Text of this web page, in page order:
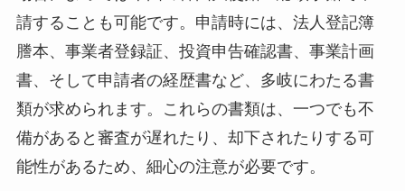
請することも可能です。申請時には、法人登記簿
謄本、事業者登録証、投資申告確認書、事業計画
書、そして申請者の経歴書など、多岐にわたる書
類が求められます。これらの書類は、一つでも不
備があると審査が遅れたり、却下されたりする可
能性があるため、細心の注意が必要です。